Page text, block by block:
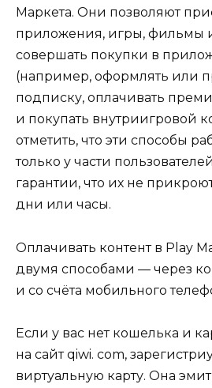
Маркета. Они позволяют
приложения, игры, фильмы
совершать покупки в
(например, оформлять или
подписку, оплачивать
и покупать внутриигровой
отметить, что эти способы
только у части
гарантии, что их не
дни или часы.
Оплачивать контент в Play
двумя способами — через
и со счёта мобильного
Если у вас нет кошелька и
на сайт qiwi. com,
виртуальную карту. Она